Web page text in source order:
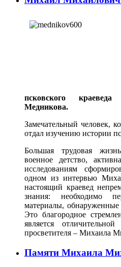
псковского
Медникова.
Замечательный человек,
отдал изучению истории
Большая трудовая
военное детство,
исследованиям
одном из интервью
настоящий краевед
знания: необходимо
материалы, обнаруженные
Это благородное
является
просветителя – Михаила
Памяти Михаила